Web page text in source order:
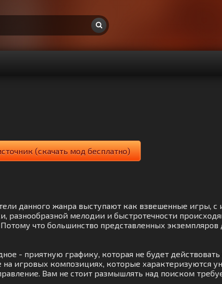
(скачать мод бесплатно)
данного жанра выступают как взвешенные игры,
мелодии и быстротечности
что большинство представленных экземпляров
- приятную графику, которая не будет действовать
игровых композициях, которые характеризуются
Вам не стоит размышлять над поиском